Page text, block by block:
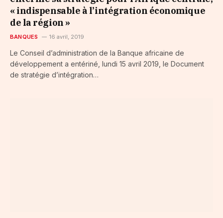
« indispensable à l’intégration économique
de la région »
BANQUES 16 avril, 2019
Le Conseil d’administration de la Banque africaine de
développement a entériné, lundi 15 avril 2019, le Document
de stratégie d’intégration…